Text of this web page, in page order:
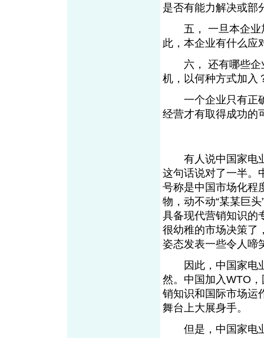
是否有能力解决或部
五， 一旦本企业
此，本企业有什么应
六， 还有哪些企
机，以何种方式加入
一个企业只有正确
经营才有取得成功的
有人说中国家电业
这句话说对了一半。
号称是中国市场化程
物，动不动“某某巨
具备现代营销知识的
很幼稚的市场决策了
姿态发表一些令人啼
因此，中国家电业
然。中国加入WTO
销知识和国际市场运
舞台上大展身手。
但是，中国家电业